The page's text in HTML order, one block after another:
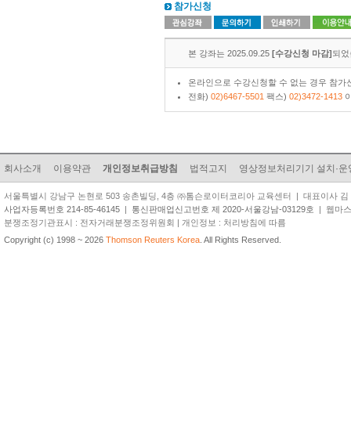
참가신청
본 강좌는 2025.09.25 [수강신청 마감]되
온라인으로 수강신청할 수 없는 경우 참
전화) 02)6467-5501 팩스) 02)3472-1413
회사소개 이용약관 개인정보취급방침 법적고지 영상정보처리기기 설치·운
서울특별시 강남구 논현로 503 송촌빌딩, 4층 ㈜톰슨로이터코리아 교육센터 | 대표이사
사업자등록번호 214-85-46145 | 통신판매업신고번호 제 2020-서울강남-03129호 | 웹마
분쟁조정기관표시 : 전자거래분쟁조정위원회 | 개인정보 : 처리방침에 따름
Copyright (c) 1998 ~ 2026 Thomson Reuters Korea . All Rights Reserved.